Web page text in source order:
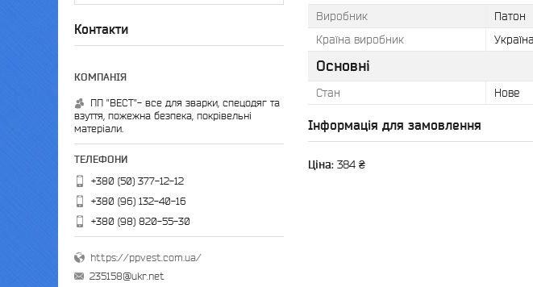
Виробник
Патон
Країна виробник
Україна
Основні
Стан Нове
Інформація для замовлення
Ціна: 384 ₴
Контакти
ПП "ВЕСТ"- все для зварки, спецодяг та
взуття, пожежна безпека, покрівельні
матеріали.
+380 (50) 377-12-12
+380 (96) 132-40-16
+380 (98) 820-55-30
https://ppvest.com.ua/
235158@ukr.net